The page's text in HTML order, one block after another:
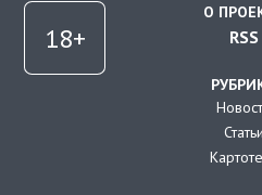
О
RSS
Статьи